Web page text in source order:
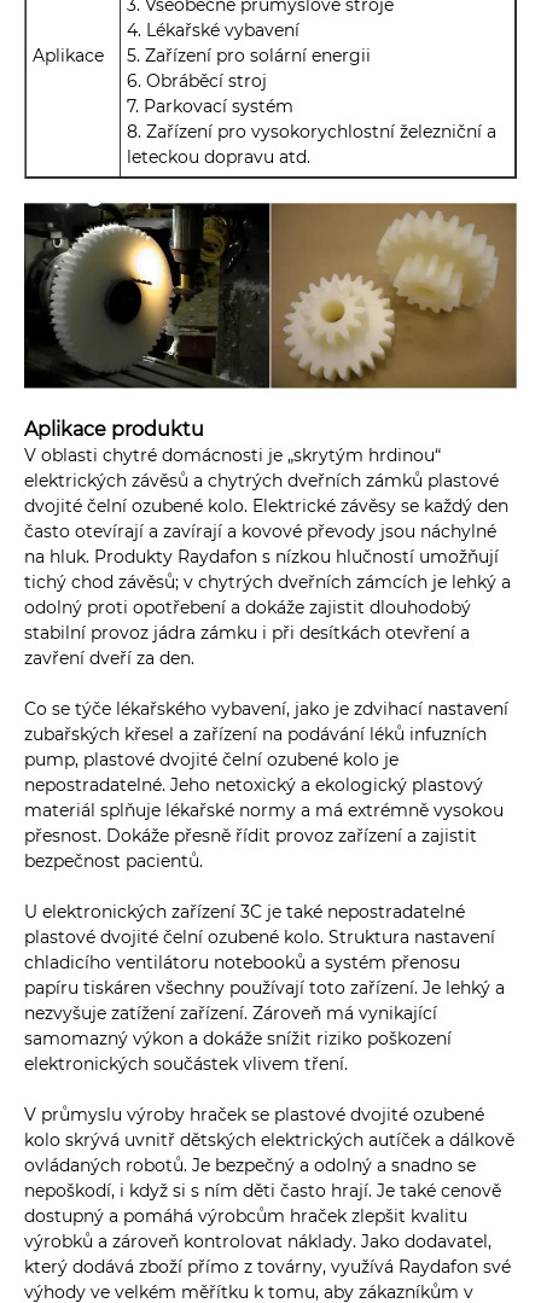
Aplikace
3. Všeobecné průmyslové stroje
4. Lékařské vybavení
5. Zařízení pro solární energii
6. Obráběcí stroj
7. Parkovací systém
8. Zařízení pro vysokorychlostní železniční a
leteckou dopravu atd.
Aplikace produktu
V oblasti chytré domácnosti je „skrytým hrdinou“
elektrických závěsů a chytrých dveřních zámků plastové
dvojité čelní ozubené kolo. Elektrické závěsy se každý den
často otevírají a zavírají a kovové převody jsou náchylné
na hluk. Produkty Raydafon s nízkou hlučností umožňují
tichý chod závěsů; v chytrých dveřních zámcích je lehký a
odolný proti opotřebení a dokáže zajistit dlouhodobý
stabilní provoz jádra zámku i při desítkách otevření a
zavření dveří za den.
Co se týče lékařského vybavení, jako je zdvihací nastavení
zubařských křesel a zařízení na podávání léků infuzních
pump, plastové dvojité čelní ozubené kolo je
nepostradatelné. Jeho netoxický a ekologický plastový
materiál splňuje lékařské normy a má extrémně vysokou
přesnost. Dokáže přesně řídit provoz zařízení a zajistit
bezpečnost pacientů.
U elektronických zařízení 3C je také nepostradatelné
plastové dvojité čelní ozubené kolo. Struktura nastavení
chladicího ventilátoru notebooků a systém přenosu
papíru tiskáren všechny používají toto zařízení. Je lehký a
nezvyšuje zatížení zařízení. Zároveň má vynikající
samomazný výkon a dokáže snížit riziko poškození
elektronických součástek vlivem tření.
V průmyslu výroby hraček se plastové dvojité ozubené
kolo skrývá uvnitř dětských elektrických autíček a dálkově
ovládaných robotů. Je bezpečný a odolný a snadno se
nepoškodí, i když si s ním děti často hrají. Je také cenově
dostupný a pomáhá výrobcům hraček zlepšit kvalitu
výrobků a zároveň kontrolovat náklady. Jako dodavatel,
který dodává zboží přímo z továrny, využívá Raydafon své
výhody ve velkém měřítku k tomu, aby zákazníkům v